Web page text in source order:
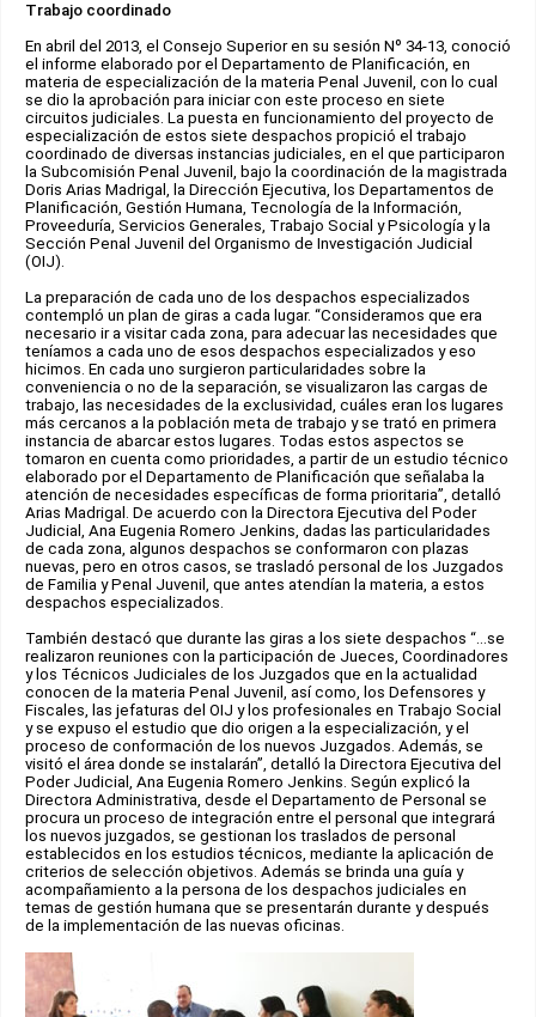
Trabajo coordinado
En abril del 2013, el Consejo Superior en su sesión Nº 34-13, conoció
el informe elaborado por el Departamento de Planificación, en
materia de especialización de la materia Penal Juvenil, con lo cual
se dio la aprobación para iniciar con este proceso en siete
circuitos judiciales. La puesta en funcionamiento del proyecto de
especialización de estos siete despachos propició el trabajo
coordinado de diversas instancias judiciales, en el que participaron
la Subcomisión Penal Juvenil, bajo la coordinación de la magistrada
Doris Arias Madrigal, la Dirección Ejecutiva, los Departamentos de
Planificación, Gestión Humana, Tecnología de la Información,
Proveeduría, Servicios Generales, Trabajo Social y Psicología y la
Sección Penal Juvenil del Organismo de Investigación Judicial
(OIJ).
La preparación de cada uno de los despachos especializados
contempló un plan de giras a cada lugar. “Consideramos que era
necesario ir a visitar cada zona, para adecuar las necesidades que
teníamos a cada uno de esos despachos especializados y eso
hicimos. En cada uno surgieron particularidades sobre la
conveniencia o no de la separación, se visualizaron las cargas de
trabajo, las necesidades de la exclusividad, cuáles eran los lugares
más cercanos a la población meta de trabajo y se trató en primera
instancia de abarcar estos lugares. Todas estos aspectos se
tomaron en cuenta como prioridades, a partir de un estudio técnico
elaborado por el Departamento de Planificación que señalaba la
atención de necesidades específicas de forma prioritaria”, detalló
Arias Madrigal. De acuerdo con la Directora Ejecutiva del Poder
Judicial, Ana Eugenia Romero Jenkins, dadas las particularidades
de cada zona, algunos despachos se conformaron con plazas
nuevas, pero en otros casos, se trasladó personal de los Juzgados
de Familia y Penal Juvenil, que antes atendían la materia, a estos
despachos especializados.
También destacó que durante las giras a los siete despachos “…se
realizaron reuniones con la participación de Jueces, Coordinadores
y los Técnicos Judiciales de los Juzgados que en la actualidad
conocen de la materia Penal Juvenil, así como, los Defensores y
Fiscales, las jefaturas del OIJ y los profesionales en Trabajo Social
y se expuso el estudio que dio origen a la especialización, y el
proceso de conformación de los nuevos Juzgados. Además, se
visitó el área donde se instalarán”, detalló la Directora Ejecutiva del
Poder Judicial, Ana Eugenia Romero Jenkins. Según explicó la
Directora Administrativa, desde el Departamento de Personal se
procura un proceso de integración entre el personal que integrará
los nuevos juzgados, se gestionan los traslados de personal
establecidos en los estudios técnicos, mediante la aplicación de
criterios de selección objetivos. Además se brinda una guía y
acompañamiento a la persona de los despachos judiciales en
temas de gestión humana que se presentarán durante y después
de la implementación de las nuevas oficinas.